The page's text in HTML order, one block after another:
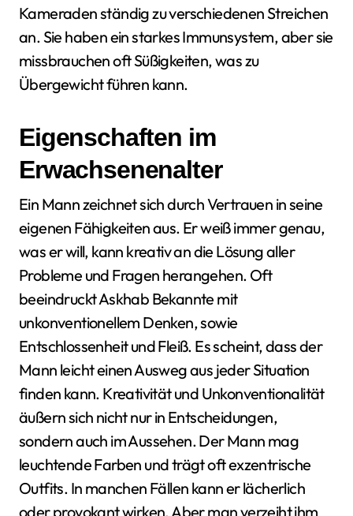
Kameraden ständig zu verschiedenen Streichen
an. Sie haben ein starkes Immunsystem, aber sie
missbrauchen oft Süßigkeiten, was zu
Übergewicht führen kann.
Eigenschaften im
Erwachsenenalter
Ein Mann zeichnet sich durch Vertrauen in seine
eigenen Fähigkeiten aus. Er weiß immer genau,
was er will, kann kreativ an die Lösung aller
Probleme und Fragen herangehen. Oft
beeindruckt Askhab Bekannte mit
unkonventionellem Denken, sowie
Entschlossenheit und Fleiß. Es scheint, dass der
Mann leicht einen Ausweg aus jeder Situation
finden kann. Kreativität und Unkonventionalität
äußern sich nicht nur in Entscheidungen,
sondern auch im Aussehen. Der Mann mag
leuchtende Farben und trägt oft exzentrische
Outfits. In manchen Fällen kann er lächerlich
oder provokant wirken. Aber man verzeiht ihm